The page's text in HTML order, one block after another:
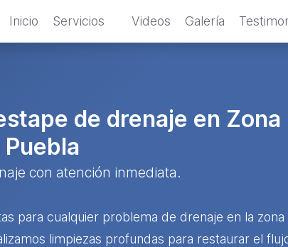
Inicio Servicios Videos Galería
de drenaje en Zona
Puebla
con atención inmediata.
para cualquier problema de drenaje en la zona
limpiezas profundas para restaurar el